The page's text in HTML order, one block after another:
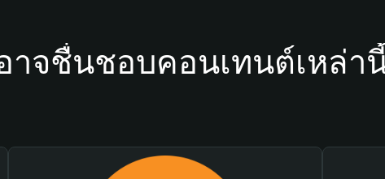
จชื่นชอบคอนเทนต์เหล่า